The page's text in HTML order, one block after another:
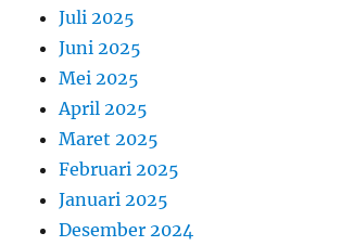
Juli 2025
Juni 2025
Mei 2025
April 2025
Maret 2025
Februari 2025
Januari 2025
Desember 2024